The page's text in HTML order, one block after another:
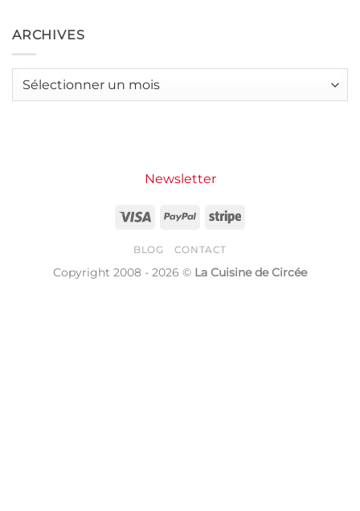
Grande
Motte
j’ai
créé
à
de
Le
matcha
boisson
qui
ARCHIVES
Archives
Newsletter
Visa PayPal Stripe
BLOG CONTACT
Copyright 2008 - 2026 © La Cuisine de Circée